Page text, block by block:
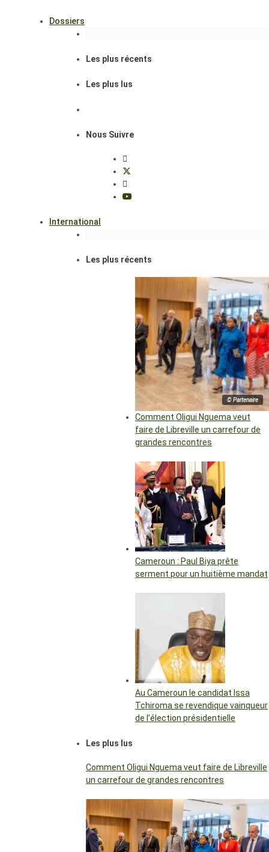
Dossiers
Les plus récents
Les plus lus
Nous Suivre
International
Les plus récents
© Partenaire
Comment Oligui Nguema veut
faire de Libreville un carrefour de
grandes rencontres
Cameroun : Paul Biya prête
serment pour un huitième mandat
Au Cameroun le candidat Issa
Tchiroma se revendique vainqueur
de l’élection présidentielle
Les plus lus
Comment Oligui Nguema veut faire de Libreville
un carrefour de grandes rencontres